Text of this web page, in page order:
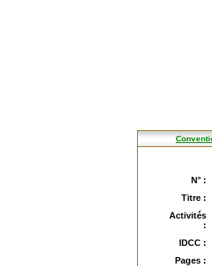
N° :
Titre :
Activités
:
IDCC :
Pages :